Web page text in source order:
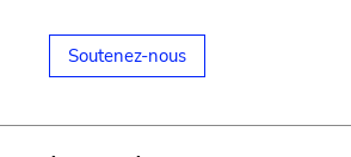
Soutenez-nous